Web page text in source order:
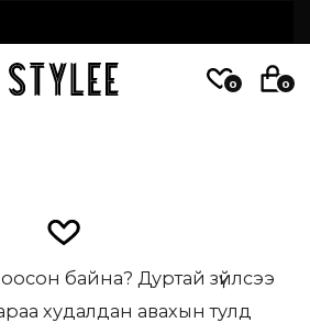
0 0
байна? Дуртай зүйлсээ
худалдан авахын тулд